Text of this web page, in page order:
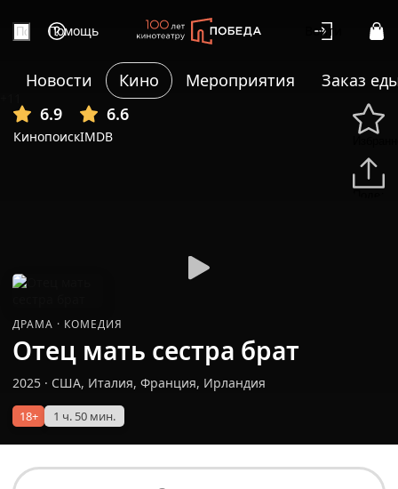
Помощь Войти
Новости Кино Мероприятия
Заказ
6.9
Кинопоиск
6.6
IMDB
ДРАМА · КОМЕДИЯ
Отец мать сестра брат
2025 · США, Италия, Франция, Ирландия
18+ 1 ч. 50 мин.